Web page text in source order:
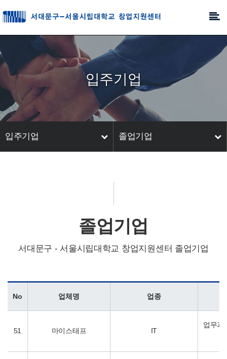
입주기업
입주기업 졸업기업
졸업기업
서대문구 - 서울시립대학교 창업지원센터 졸업기업
No 업체명 업종
51 마이스태프 IT
업무과